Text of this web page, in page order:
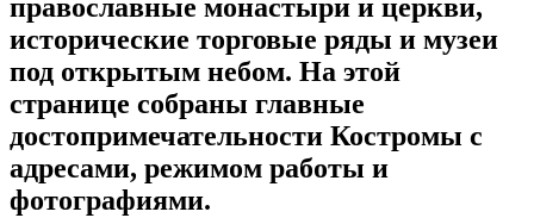
православные монастыри и церкви,
исторические торговые ряды и музеи
под открытым небом. На этой
странице собраны главные
достопримечательности Костромы с
адресами, режимом работы и
фотографиями.